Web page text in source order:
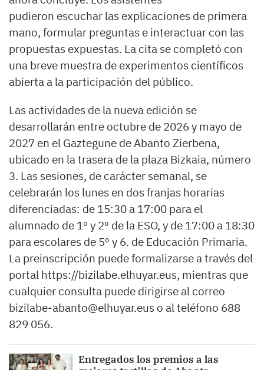
pudieron escuchar las explicaciones de primera
mano, formular preguntas e interactuar con las
propuestas expuestas. La cita se completó con
una breve muestra de experimentos científicos
abierta a la participación del público.
Las actividades de la nueva edición se
desarrollarán entre octubre de 2026 y mayo de
2027 en el Gaztegune de Abanto Zierbena,
ubicado en la trasera de la plaza Bizkaia, número
3. Las sesiones, de carácter semanal, se
celebrarán los lunes en dos franjas horarias
diferenciadas: de 15:30 a 17:00 para el
alumnado de 1º y 2º de la ESO, y de 17:00 a 18:30
para escolares de 5º y 6. de Educación Primaria.
La preinscripción puede formalizarse a través del
portal https://bizilabe.elhuyar.eus, mientras que
cualquier consulta puede dirigirse al correo
bizilabe-abanto@elhuyar.eus o al teléfono 688
829 056.
Entregados los premios a las